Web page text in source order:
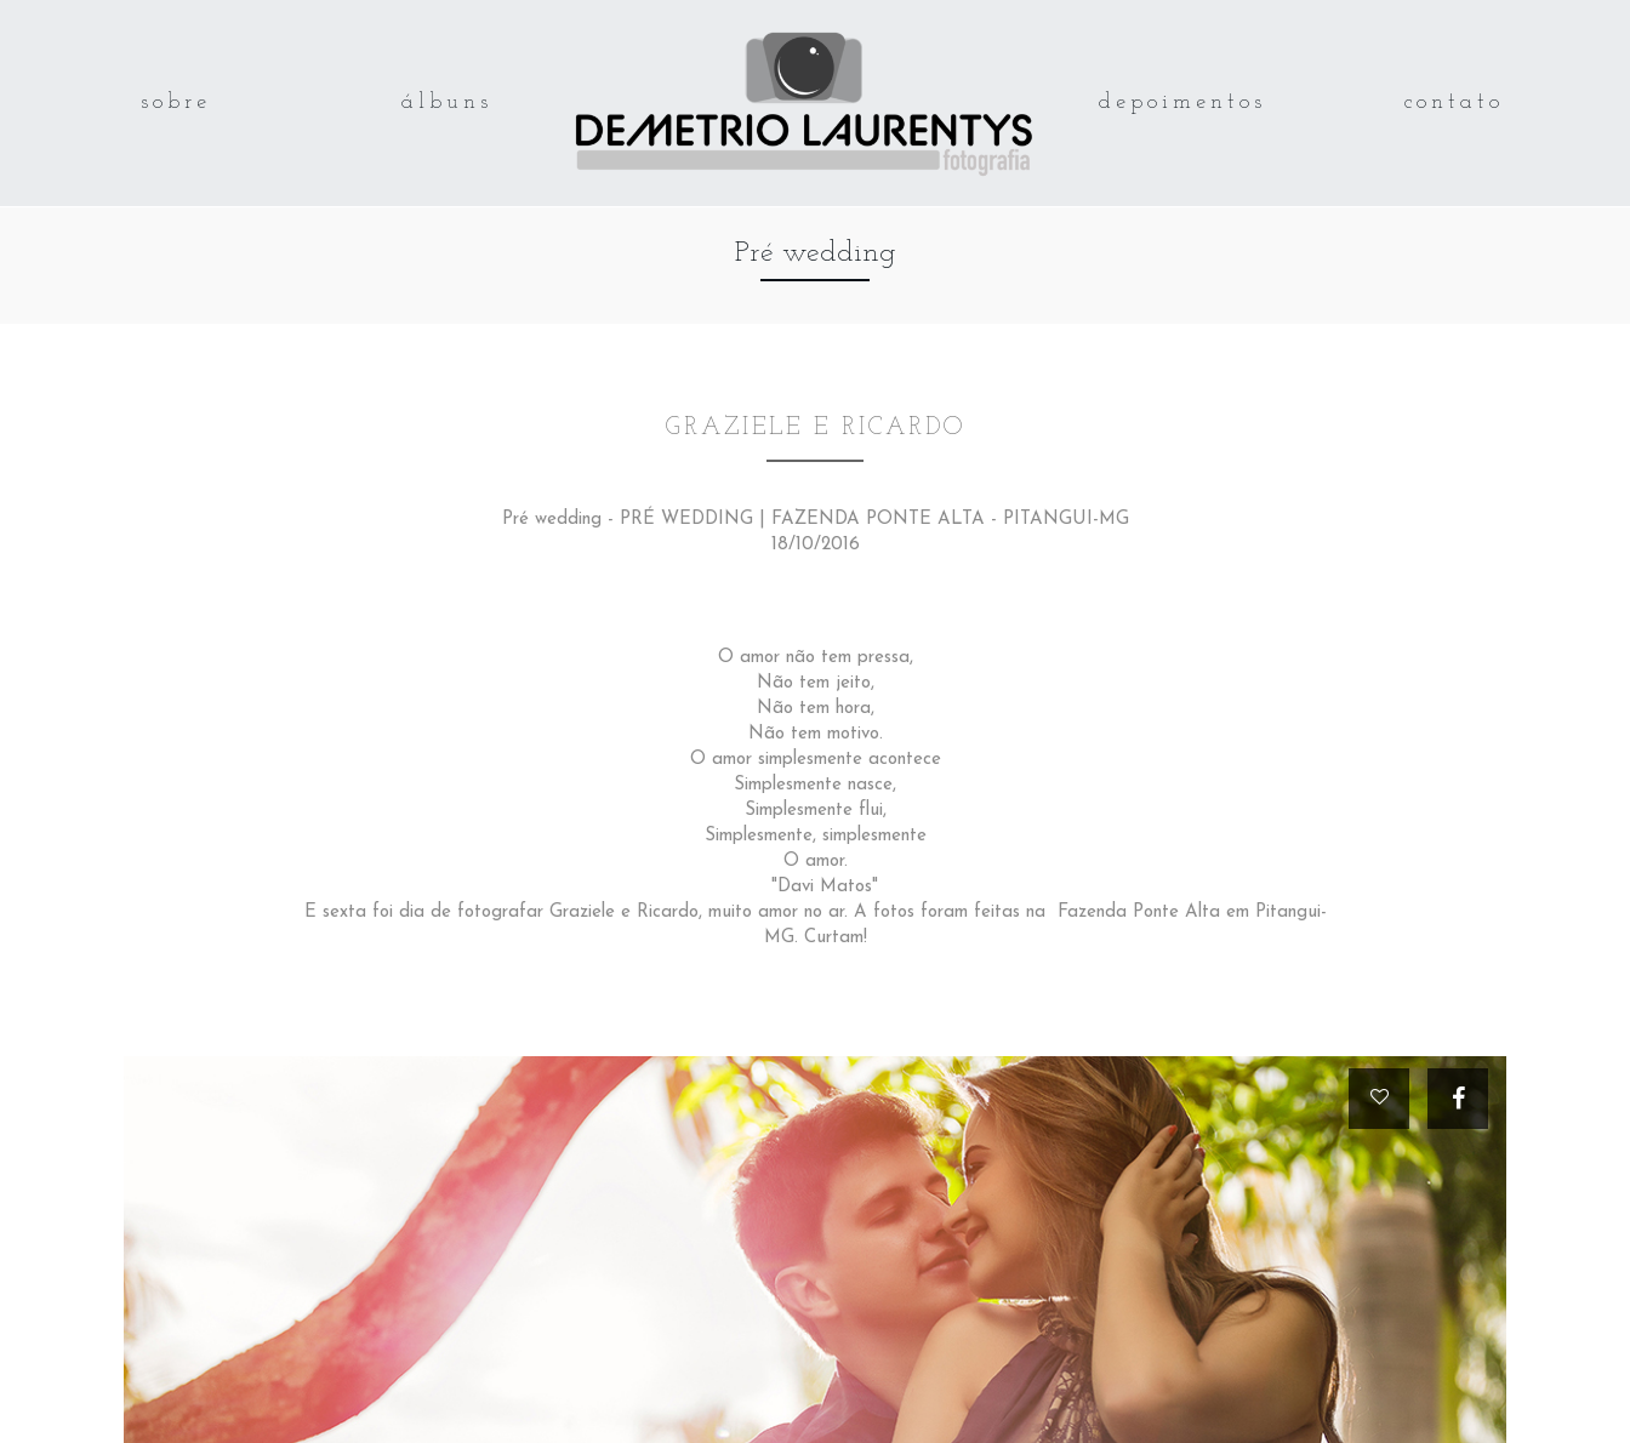
sobre álbuns depoimentos contato
Pré wedding
GRAZIELE E RICARDO
Pré wedding - PRÉ WEDDING | FAZENDA PONTE ALTA - PITANGUI-MG
18/10/2016
O amor não tem pressa,
Não tem jeito,
Não tem hora,
Não tem motivo.
O amor simplesmente acontece
Simplesmente nasce,
Simplesmente flui,
Simplesmente, simplesmente
O amor.
"Davi Matos"
E sexta foi dia de fotografar Graziele e Ricardo, muito amor no ar. A fotos foram feitas na Fazenda Ponte Alta em Pitangui-
MG. Curtam!